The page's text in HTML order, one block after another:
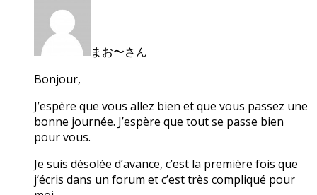
まお〜さん
Bonjour,
J’espère que vous allez bien et que vous passez une
bonne journée. J’espère que tout se passe bien
pour vous.
Je suis désolée d’avance, c’est la première fois que
j’écris dans un forum et c’est très compliqué pour